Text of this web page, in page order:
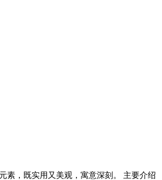
素，既实用又美观，寓意深刻。 主要介绍